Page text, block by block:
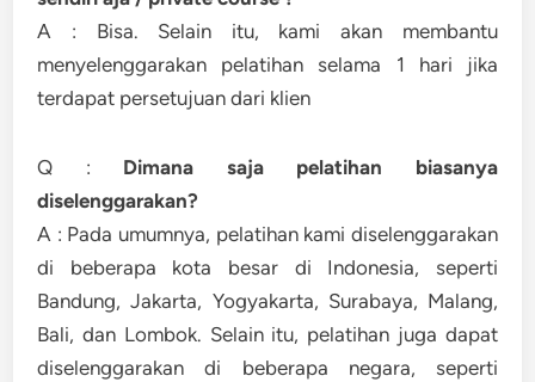
A : Bisa. Selain itu, kami akan membantu
menyelenggarakan pelatihan selama 1 hari jika
terdapat persetujuan dari klien
Q : Dimana saja pelatihan biasanya
diselenggarakan?
A : Pada umumnya, pelatihan kami diselenggarakan
di beberapa kota besar di Indonesia, seperti
Bandung, Jakarta, Yogyakarta, Surabaya, Malang,
Bali, dan Lombok. Selain itu, pelatihan juga dapat
diselenggarakan di beberapa negara, seperti